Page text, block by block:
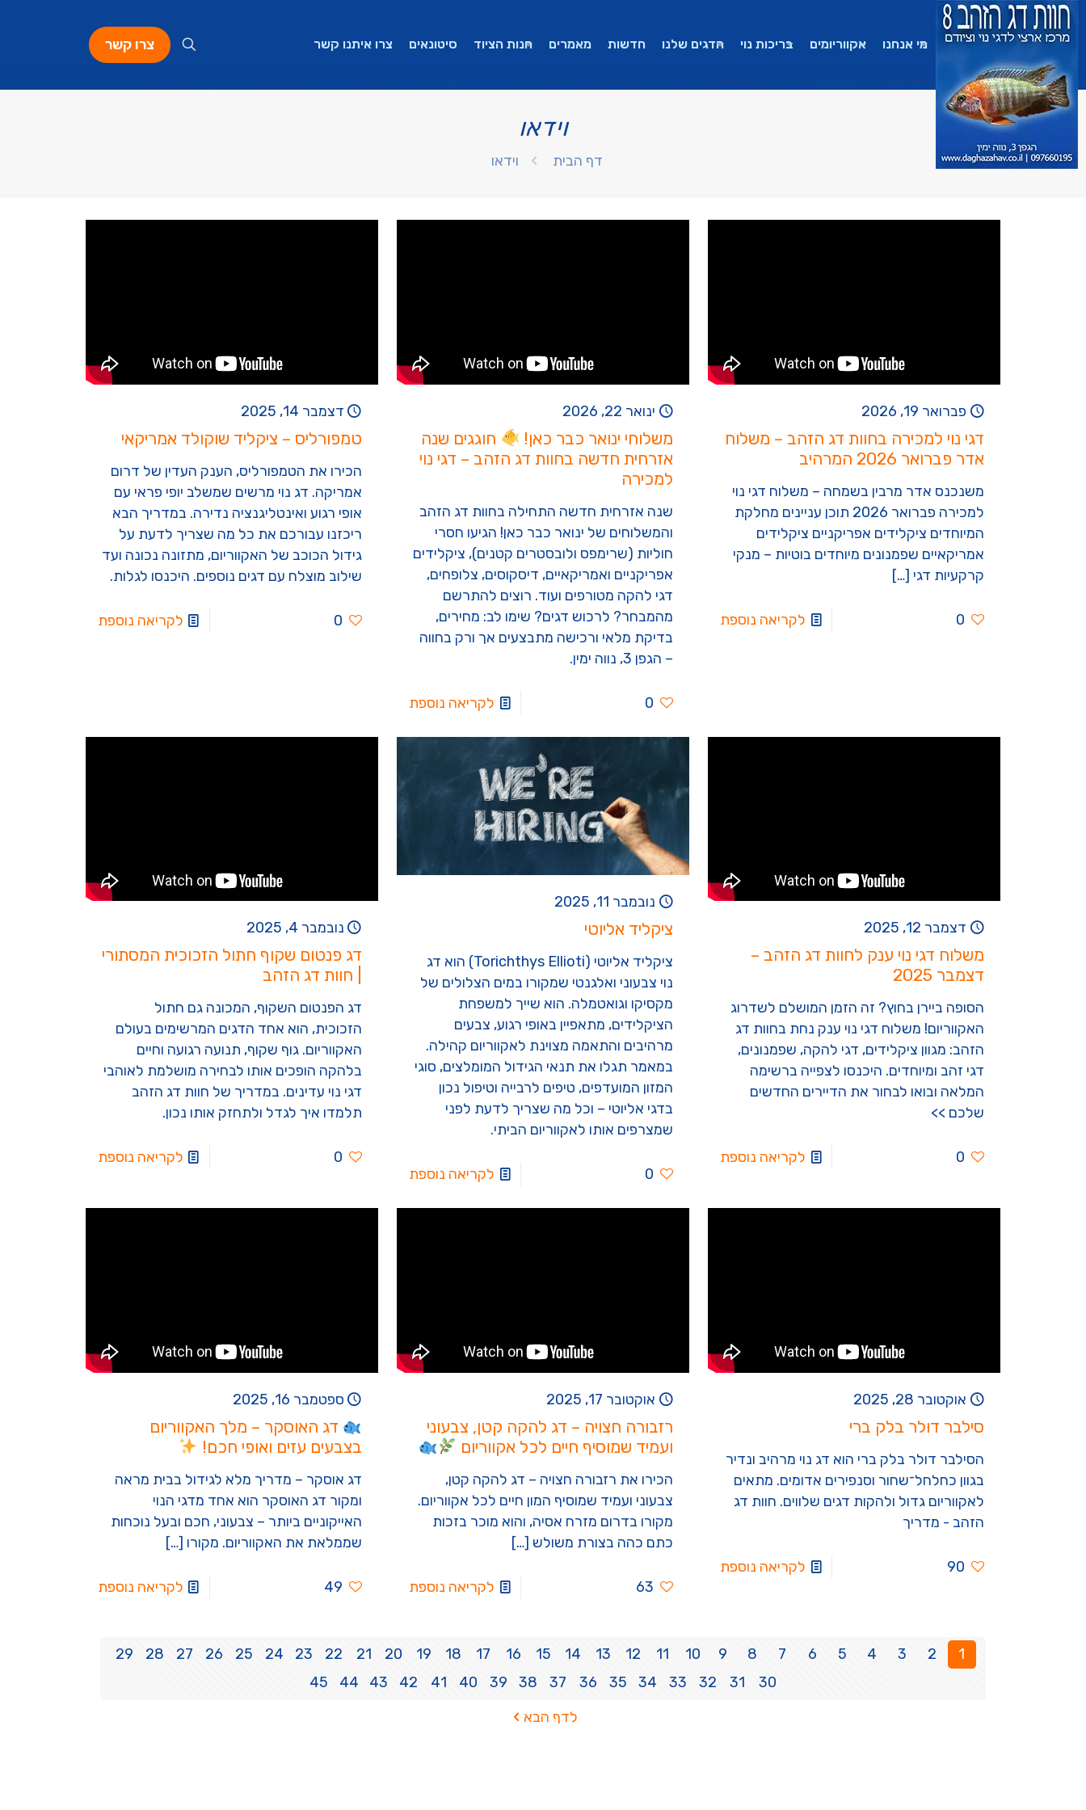
מי אנחנו אקווריומים בריכות נוי הדגים שלנו חדשות מאמרים חנות הציוד סיטונאים צרו איתנו קשר צרו קשר
וידאו
דף הבית וידאו
פברואר 19, 2026
דגי נוי למכירה בחוות דג הזהב – משלוח
אדר פברואר 2026 המרהיב
משנכנס אדר מרבין בשמחה – משלוח דגי נוי
למכירה פברואר 2026 תוכן עניינים מחלקת
המיוחדים ציקלידים אפריקניים ציקלידים
אמריקאיים שפמנונים מיוחדים בוטיות – מנקי
קרקעיות דגי […]
0 לקריאה נוספת
ינואר 22, 2026
משלוחי ינואר כבר כאן!
חוגגים שנה
אזרחית חדשה בחוות דג הזהב – דגי נוי
למכירה
שנה אזרחית חדשה התחילה בחוות דג הזהב
והמשלוחים של ינואר כבר כאן! הגיעו חסרי
חוליות (שרימפס ולובסטרים קטנים), ציקלידים
אפריקניים ואמריקאיים, דיסקוסים, צלופחים,
דגי להקה מטורפים ועוד. רוצים להתרשם
מהמבחר? לרכוש דגים? שימו לב: מחירים,
בדיקת מלאי ורכישה מתבצעים אך ורק בחווה
– הגפן 3, נווה ימין.
0 לקריאה נוספת
דצמבר 14, 2025
טמפורליס – ציקליד שוקולד אמריקאי
הכירו את הטמפורליס, הענק העדין של דרום
אמריקה. דג נוי מרשים שמשלב יופי פראי עם
אופי רגוע ואינטליגנציה נדירה. במדריך הבא
ריכזנו עבורכם את כל מה שצריך לדעת על
גידול הכוכב של האקווריום, מתזונה נכונה ועד
שילוב מוצלח עם דגים נוספים. היכנסו לגלות.
0 לקריאה נוספת
דצמבר 12, 2025
משלוח דגי נוי ענק לחוות דג הזהב –
דצמבר 2025
הסופה ביירן בחוץ? זה הזמן המושלם לשדרוג
האקווריום! משלוח דגי נוי ענק נחת בחוות דג
הזהב: מגוון ציקלידים, דגי להקה, שפמנונים,
דגי זהב ומיוחדים. היכנסו לצפייה ברשימה
המלאה ובואו לבחור את הדיירים החדשים
שלכם >>
0 לקריאה נוספת
נובמבר 11, 2025
ציקליד אליוטי
ציקליד אליוטי (Torichthys Ellioti) הוא דג
נוי צבעוני ואלגנטי שמקורו במים הצלולים של
מקסיקו וגואטמלה. הוא שייך למשפחת
הציקלידים, מתאפיין באופי רגוע, צבעים
מרהיבים והתאמה מצוינת לאקווריום קהילה.
במאמר תגלו את תנאי הגידול המומלצים, סוגי
המזון המועדפים, טיפים לרבייה וטיפול נכון
בדגי אליוטי – וכל מה שצריך לדעת לפני
שמצרפים אותו לאקווריום הביתי.
0 לקריאה נוספת
נובמבר 4, 2025
דג פנטום שקוף חתול הזכוכית המסתורי
| חוות דג הזהב
דג הפנטום השקוף, המכונה גם חתול
הזכוכית, הוא אחד הדגים המרשימים בעולם
האקווריום. גוף שקוף, תנועה רגועה וחיים
בלהקה הופכים אותו לבחירה מושלמת לאוהבי
דגי נוי עדינים. במדריך של חוות דג הזהב
תלמדו איך לגדל ולתחזק אותו נכון.
0 לקריאה נוספת
אוקטובר 28, 2025
סילבר דולר בלק ברי
הסילבר דולר בלק ברי הוא דג נוי מרהיב ונדיר
בגוון כחלחל־שחור וסנפירים אדומים. מתאים
לאקווריום גדול ולהקות דגים שלווים. חוות דג
הזהב - מדריך
90 לקריאה נוספת
אוקטובר 17, 2025
רזבורה חצויה – דג להקה קטן, צבעוני
ועמיד שמוסיף חיים לכל אקווריום
הכירו את רזבורה חצויה – דג להקה קטן,
צבעוני ועמיד שמוסיף המון חיים לכל אקווריום.
מקורו בדרום מזרח אסיה, והוא מוכר בזכות
כתם כהה בצורת משולש […]
63 לקריאה נוספת
ספטמבר 16, 2025
דג האוסקר – מלך האקווריום
בצבעים עזים ואופי חכם!
דג אוסקר – מדריך מלא לגידול בבית מראה
ומקור דג האוסקר הוא אחד מדגי הנוי
האייקוניים ביותר – צבעוני, חכם ובעל נוכחות
שממלאת את האקווריום. מקורו […]
49 לקריאה נוספת
1
2
3
4
5
6
7
8
9
10
11
12
13
14
15
16
17
18
19
20
21
22
23
24
25
26
27
28
29
30
31
32
33
34
35
36
37
38
39
40
41
42
43
44
45
לדף הבא